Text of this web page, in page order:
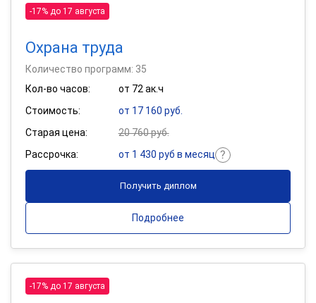
-17% до 17 августа
Охрана труда
Количество программ: 35
Кол-во часов:
от 72 ак.ч
Стоимость:
от 17 160 руб.
Старая цена:
20 760 руб.
Рассрочка:
от 1 430 руб в месяц
Получить диплом
Подробнее
-17% до 17 августа